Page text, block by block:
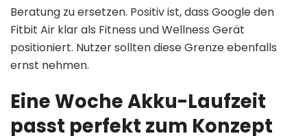
Beratung zu ersetzen. Positiv ist, dass Google den
Fitbit Air klar als Fitness und Wellness Gerät
positioniert. Nutzer sollten diese Grenze ebenfalls
ernst nehmen.
Eine Woche Akku-Laufzeit
passt perfekt zum Konzept